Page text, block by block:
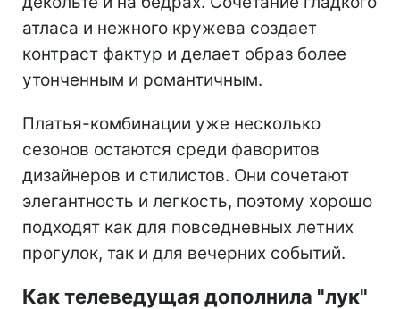
атласа и нежного кружева создает
контраст фактур и делает образ более
утонченным и романтичным.
Платья-комбинации уже несколько
сезонов остаются среди фаворитов
дизайнеров и стилистов. Они сочетают
элегантность и легкость, поэтому хорошо
подходят как для повседневных летних
прогулок, так и для вечерних событий.
Как телеведущая дополнила "лук"